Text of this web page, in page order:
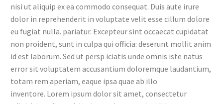
nisi ut aliquip ex ea commodo consequat. Duis aute irure
dolor in reprehenderit in voluptate velit esse cillum dolore
eu fugiat nulla. pariatur. Excepteur sint occaecat cupidatat
non proident, sunt in culpa qui officia: deserunt mollit anim
id est laborum. Sed ut persp iciatis unde omnis iste natus
error sit voluptatem accusantium doloremque laudantium,
totam rem aperiam, eaque ipsa quae ab illo
inventore. Lorem ipsum dolor sit amet, consectetur